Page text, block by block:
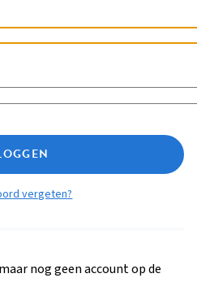
vergeten?
nog geen account op de